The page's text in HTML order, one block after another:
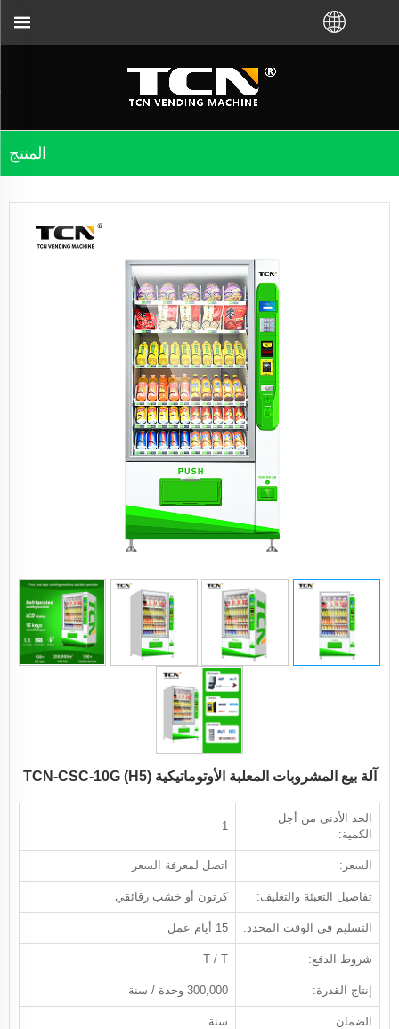
المنتج
آلة بيع المشروبات المعلبة الأوتوماتيكية TCN-CSC-10G (H5)
الحد الأدنى من أجل
الكمية:
1
السعر: اتصل لمعرفة السعر
تفاصيل التعبئة والتغليف: كرتون أو خشب رقائقي
التسليم في الوقت المحدد: 15 أيام عمل
شروط الدفع: T / T
إنتاج القدرة: 300,000 وحدة / سنة
الضمان سنة